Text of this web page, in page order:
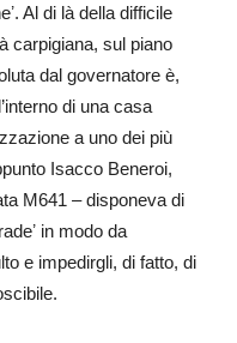
Al di là della difficile
carpigiana, sul piano
dal governatore è,
di una casa
a uno dei più
Isacco Beneroi,
M641 – disponeva di
in modo da
e impedirgli, di fatto, di